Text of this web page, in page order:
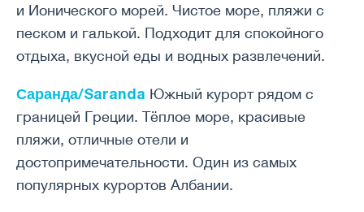
и Ионического морей. Чистое море, пляжи с
песком и галькой. Подходит для спокойного
отдыха, вкусной еды и водных развлечений.
Саранда/Saranda Южный курорт рядом с
границей Греции. Тёплое море, красивые
пляжи, отличные отели и
достопримечательности. Один из самых
популярных курортов Албании.